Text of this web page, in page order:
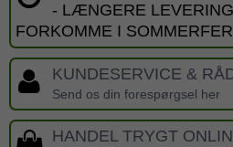
- LÆNGERE
FORKOMME I
KUNDESERVICE &
Send os din forespørgsel her
HANDEL TRYGT